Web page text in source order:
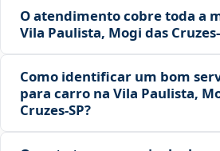
O atendimento cobre toda a
Vila Paulista, Mogi das
Como identificar um bom
para carro na Vila Paulista,
Cruzes‑SP?